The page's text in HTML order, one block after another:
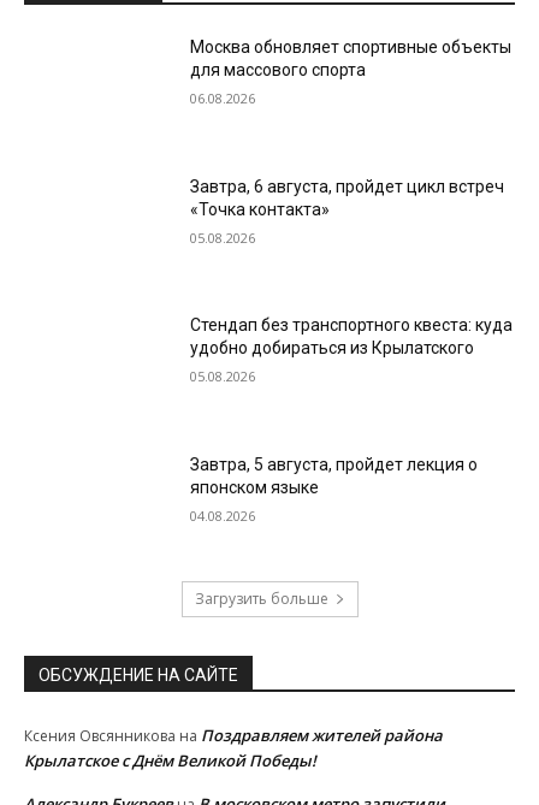
Москва обновляет спортивные объекты
для массового спорта
06.08.2026
Завтра, 6 августа, пройдет цикл встреч
«Точка контакта»
05.08.2026
Стендап без транспортного квеста: куда
удобно добираться из Крылатского
05.08.2026
Завтра, 5 августа, пройдет лекция о
японском языке
04.08.2026
Загрузить больше
ОБСУЖДЕНИЕ НА САЙТЕ
Ксения Овсянникова на Поздравляем жителей района
Крылатское с Днём Великой Победы!